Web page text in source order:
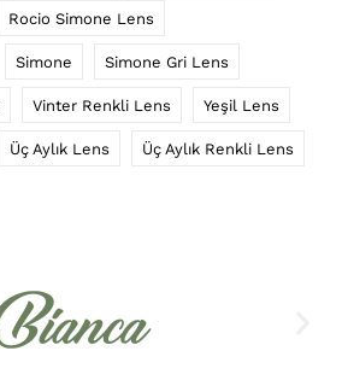
Rocio Simone Lens
Simone Simone Gri Lens
Vinter Renkli Lens Yeşil Lens
Üç Aylık Lens Üç Aylık Renkli Lens